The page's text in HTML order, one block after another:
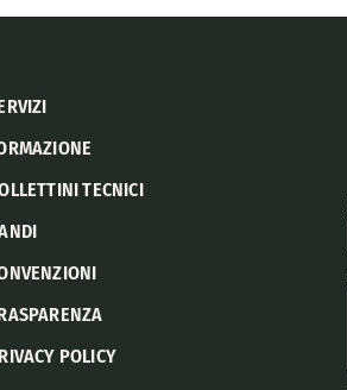
TECNICI
POLICY